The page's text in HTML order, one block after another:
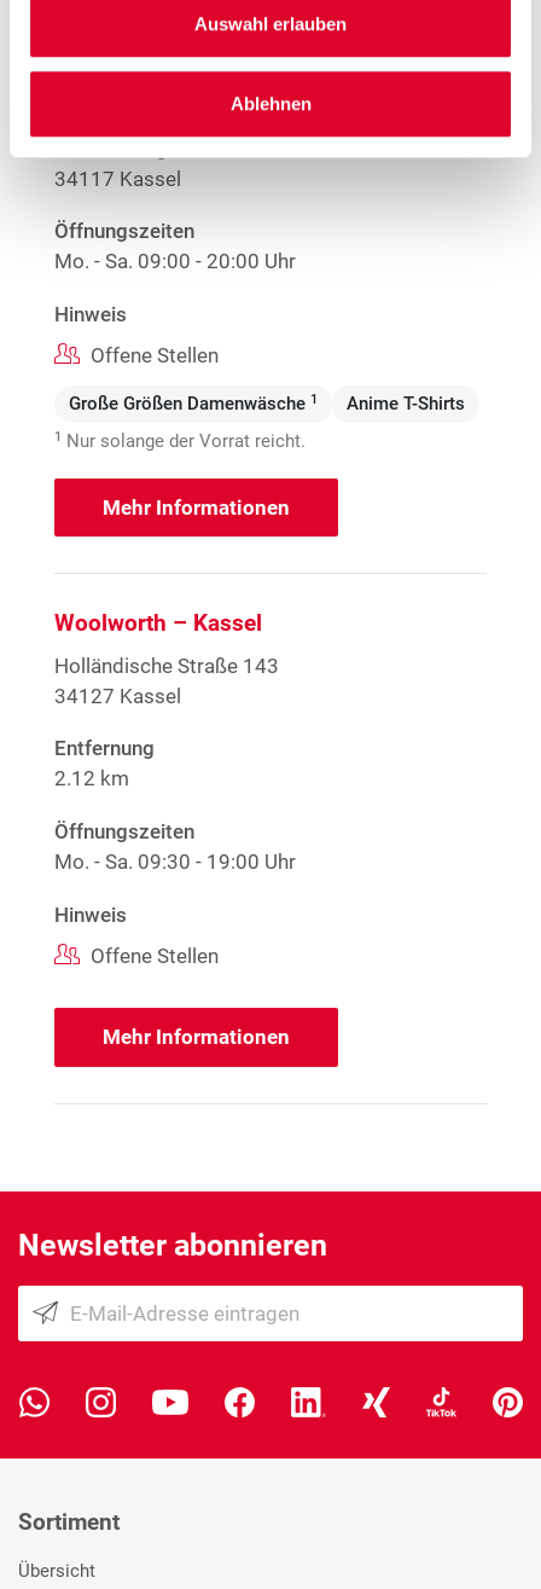
Auswahl erlauben
Ablehnen
Woolworth – Kassel
34117 Kassel
Öffnungszeiten
Mo. - Sa. 09:00 - 20:00 Uhr
Hinweis
Offene Stellen
Große Größen Damenwäsche 1 Anime T-Shirts
1 Nur solange der Vorrat reicht.
Mehr Informationen
Woolworth – Kassel
Holländische Straße 143
34127 Kassel
Entfernung
2.12 km
Öffnungszeiten
Mo. - Sa. 09:30 - 19:00 Uhr
Hinweis
Offene Stellen
Mehr Informationen
Newsletter abonnieren
Sortiment
Übersicht